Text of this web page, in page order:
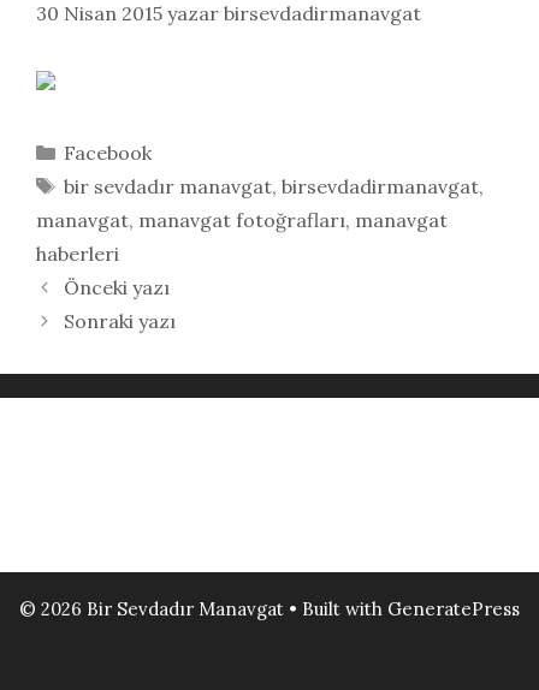
30 Nisan 2015 yazar birsevdadirmanavgat
Kategoriler
Facebook
Etiketler
bir sevdadır manavgat, birsevdadirmanavgat,
manavgat, manavgat fotoğrafları, manavgat
haberleri
Önceki yazı
Sonraki yazı
© 2026 Bir Sevdadır Manavgat • Built with GeneratePress